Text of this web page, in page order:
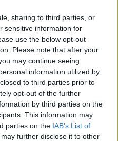
sharing to third parties, or
sensitive information for
use the below opt-out
Please note that after your
may continue seeing
information utilized by
to third parties prior to
opt-out of the further
by third parties on the
This information may
parties on the IAB’s List of
further disclose it to other